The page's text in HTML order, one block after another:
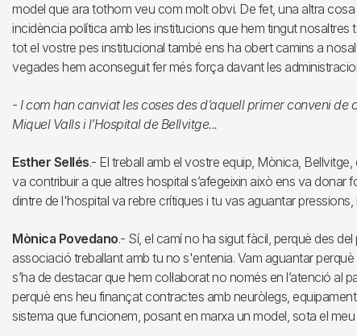
model que ara tothom veu com molt obvi. De fet, una altra
incidència política amb les institucions que hem tingut
tot el vostre pes institucional també ens ha obert camins a
vegades hem aconseguit fer més força davant les
- I com han canviat les coses des d’aquell primer conveni de
Miquel Valls i l’Hospital de Bellvitge...
Esther Sellés.- El treball amb el vostre equip, Mònica,
va contribuir a que altres hospital s’afegeixin això ens va donar
dintre de l'hospital va rebre crítiques i tu vas aguantar pressions,
Mònica Povedano.- Sí, el camí no ha sigut fàcil, perquè des
associació treballant amb tu no s'entenia. Vam aguantar
s’ha de destacar que hem col·laborat no només en l’atenció al
perquè ens heu finançat contractes amb neuròlegs,
sistema que funcionem, posant en marxa un model, sota el